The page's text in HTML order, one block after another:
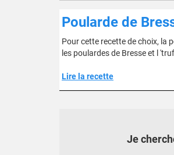
Poularde de
Pour cette recette de choix, la
les poulardes de Bresse et l
Lire la recette
Je